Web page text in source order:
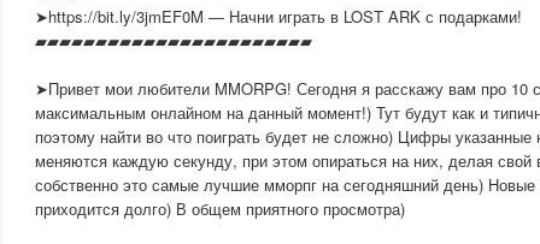
➤https://bit.ly/3jmEF0M — Начни играть в LOST ARK с подарками!
▰▰▰▰▰▰▰▰▰▰▰▰▰▰▰▰▰▰▰▰▰▰▰
➤Привет мои любители MMORPG! Сегодня я расскажу вам про 10
максимальным онлайном на данный момент!) Тут будут как и
поэтому найти во что поиграть будет не сложно) Цифры
меняются каждую секунду, при этом опираться на них, делая
собственно это самые лучшие мморпг на сегодняшний день)
приходится долго) В общем приятного просмотра)